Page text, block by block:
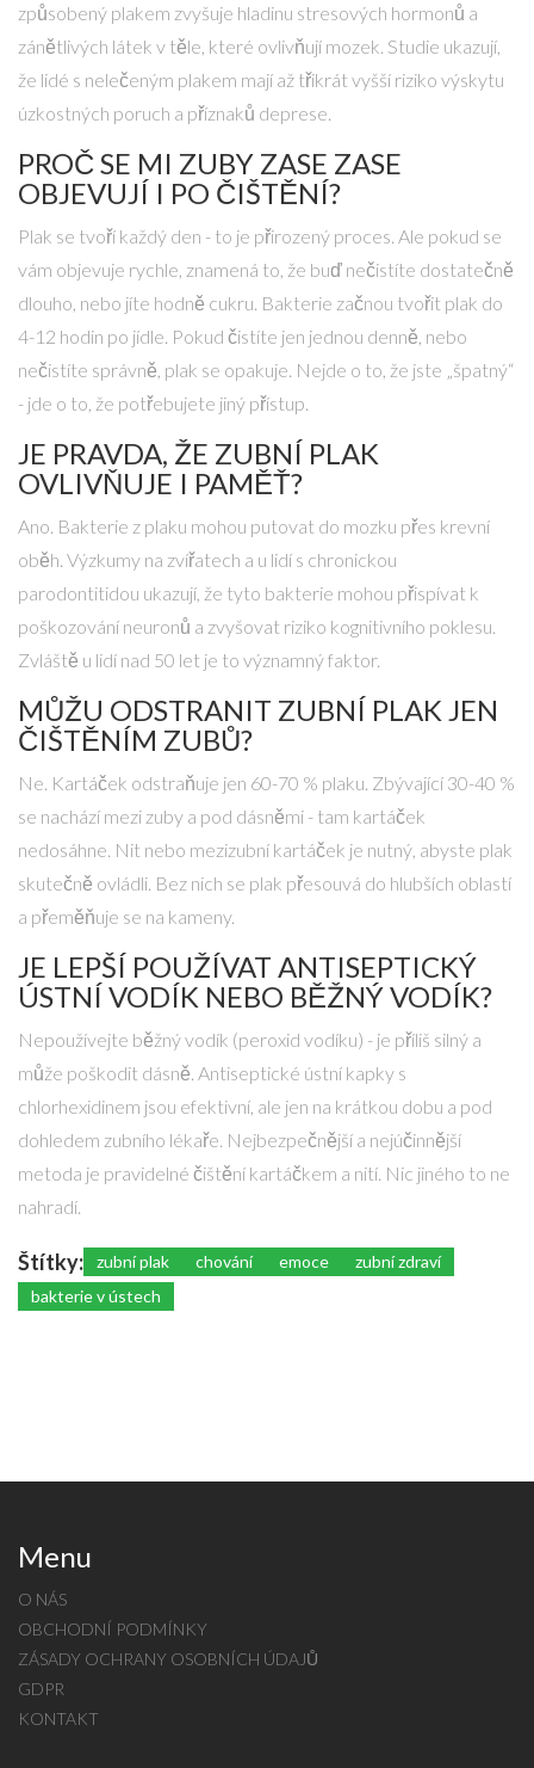
způsobený plakem zvyšuje hladinu stresových hormonů a
zánětlivých látek v těle, které ovlivňují mozek. Studie ukazují,
že lidé s nelečeným plakem mají až třikrát vyšší riziko výskytu
úzkostných poruch a příznaků deprese.
PROČ SE MI ZUBY ZASE ZASE
OBJEVUJÍ I PO ČIŠTĚNÍ?
Plak se tvoří každý den - to je přirozený proces. Ale pokud se
vám objevuje rychle, znamená to, že buď nečistíte dostatečně
dlouho, nebo jíte hodně cukru. Bakterie začnou tvořit plak do
4-12 hodin po jídle. Pokud čistíte jen jednou denně, nebo
nečistíte správně, plak se opakuje. Nejde o to, že jste „špatný“
- jde o to, že potřebujete jiný přístup.
JE PRAVDA, ŽE ZUBNÍ PLAK
OVLIVŇUJE I PAMĚŤ?
Ano. Bakterie z plaku mohou putovat do mozku přes krevní
oběh. Výzkumy na zvířatech a u lidí s chronickou
parodontitidou ukazují, že tyto bakterie mohou přispívat k
poškozování neuronů a zvyšovat riziko kognitivního poklesu.
Zvláště u lidí nad 50 let je to významný faktor.
MŮŽU ODSTRANIT ZUBNÍ PLAK JEN
ČIŠTĚNÍM ZUBŮ?
Ne. Kartáček odstraňuje jen 60-70 % plaku. Zbývající 30-40 %
se nachází mezi zuby a pod dásněmi - tam kartáček
nedosáhne. Nit nebo mezizubní kartáček je nutný, abyste plak
skutečně ovládli. Bez nich se plak přesouvá do hlubších oblastí
a přeměňuje se na kameny.
JE LEPŠÍ POUŽÍVAT ANTISEPTICKÝ
ÚSTNÍ VODÍK NEBO BĚŽNÝ VODÍK?
Nepoužívejte běžný vodík (peroxid vodíku) - je příliš silný a
může poškodit dásně. Antiseptické ústní kapky s
chlorhexidinem jsou efektivní, ale jen na krátkou dobu a pod
dohledem zubního lékaře. Nejbezpečnější a nejúčinnější
metoda je pravidelné čištění kartáčkem a nití. Nic jiného to ne
nahradí.
Štítky: zubní plak chování emoce
zubní zdraví
bakterie v ústech
Menu
O NÁS
OBCHODNÍ PODMÍNKY
ZÁSADY OCHRANY OSOBNÍCH ÚDAJŮ
GDPR
KONTAKT